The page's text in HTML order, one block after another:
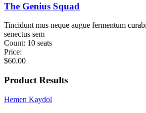
The Genius Squad
Tincidunt mus neque augue fermentum
senectus sem
Count: 10 seats
Price:
$60.00
Product Results
Hemen Kaydol